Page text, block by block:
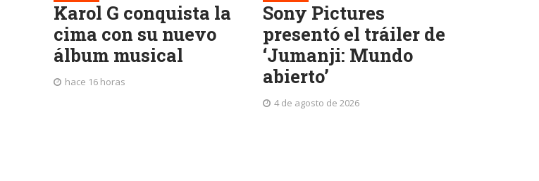
Karol G conquista la
cima con su nuevo
álbum musical
hace 16 horas
Sony Pictures
presentó el tráiler de
‘Jumanji: Mundo
abierto’
4 de agosto de 2026